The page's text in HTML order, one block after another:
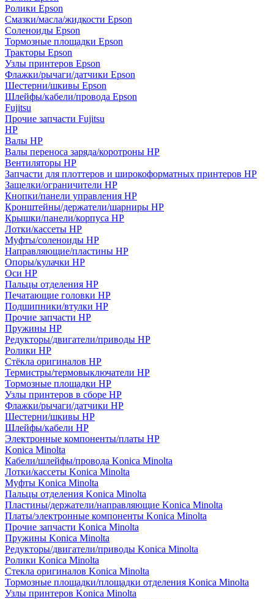
Ролики Epson
Смазки/масла/жидкости Epson
Соленоиды Epson
Тормозные площадки Epson
Тракторы Epson
Узлы принтеров Epson
Флажки/рычаги/датчики Epson
Шестерни/шкивы Epson
Шлейфы/кабели/провода Epson
Fujitsu
Прочие запчасти Fujitsu
HP
Валы HP
Валы переноса заряда/коротроны HP
Вентиляторы HP
Запчасти для плоттеров и широкоформатных принтеров HP
Защелки/ограничители HP
Кнопки/панели управления HP
Кронштейны/держатели/шарниры HP
Крышки/панели/корпуса HP
Лотки/кассеты HP
Муфты/соленоиды HP
Направляющие/пластины HP
Опоры/кулачки HP
Оси HP
Пальцы отделения HP
Печатающие головки HP
Подшипники/втулки HP
Прочие запчасти HP
Пружины HP
Редукторы/двигатели/приводы HP
Ролики HP
Стёкла оригиналов HP
Термистры/термовыключатели HP
Тормозные площадки HP
Узлы принтеров в сборе HP
Флажки/рычаги/датчики HP
Шестерни/шкивы HP
Шлейфы/кабели HP
Электронные компоненты/платы HP
Konica Minolta
Кабели/шлейфы/провода Konica Minolta
Лотки/кассеты Konica Minolta
Муфты Konica Minolta
Пальцы отделения Konica Minolta
Пластины/держатели/направляющие Konica Minolta
Платы/электронные компоненты Konica Minolta
Прочие запчасти Konica Minolta
Пружины Konica Minolta
Редукторы/двигатели/приводы Konica Minolta
Ролики Konica Minolta
Стекла оригиналов Konica Minolta
Тормозные площадки/площадки отделения Konica Minolta
Узлы принтеров Konica Minolta